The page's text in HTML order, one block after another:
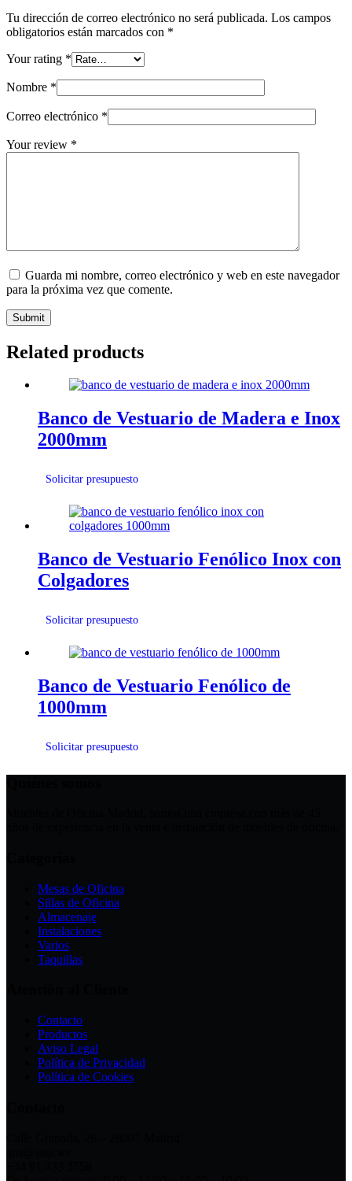
Tu dirección de correo electrónico no será publicada. Los campos
obligatorios están marcados con *
Your rating *
Nombre *
Correo electrónico *
Your review *
Guarda mi nombre, correo electrónico y web en este navegador
para la próxima vez que comente.
Submit
Related products
Banco de Vestuario de Madera e Inox
2000mm
Solicitar presupuesto
Banco de Vestuario Fenólico Inox con
Colgadores
Solicitar presupuesto
Banco de Vestuario Fenólico de
1000mm
Solicitar presupuesto
Mesas de Oficina
Sillas de Oficina
Almacenaje
Instalaciones
Varios
Taquillas
Contacto
Productos
Aviso Legal
Política de Privacidad
Política de Cookies